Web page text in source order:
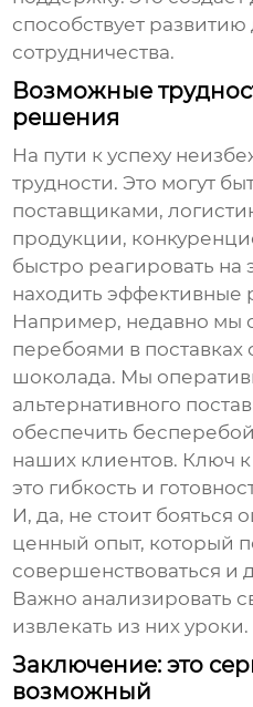
способствует
сотрудничества.
Возможные
решения
На пути к успеху
трудности. Это могут
поставщиками,
продукции,
быстро реагировать на
находить эффективные
Например, недавно мы
перебоями в поставках
шоколада. Мы
альтернативного
обеспечить
наших клиентов. Ключ
это гибкость и
И, да, не стоит
ценный опыт, который
совершенствоваться и
Важно анализировать
извлекать из них уроки.
Заключение: это
возможный